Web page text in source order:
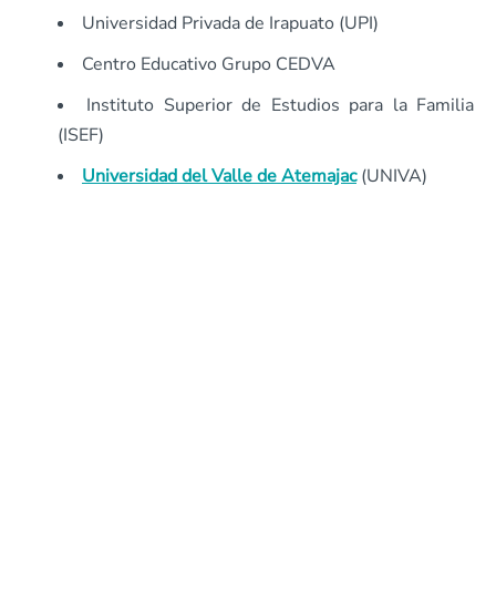
Universidad Privada de Irapuato (UPI)
Centro Educativo Grupo CEDVA
Instituto Superior de Estudios para la Familia
(ISEF)
Universidad del Valle de Atemajac(UNIVA)